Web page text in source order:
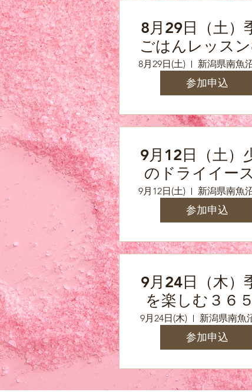
8月29日（土）
ごはんレッスン
8月29日(土)
参加申込
9月12日（土）
のドライイー
で作るベーグ
9月12日(土)
参加申込
9月24日（木）
を楽しむ３６
存食の会9月
床」
9月24日(木) 新潟県南魚
参加申込